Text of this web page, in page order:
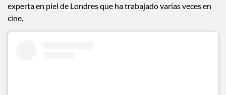
experta en piel de Londres que ha trabajado varias veces en
cine.